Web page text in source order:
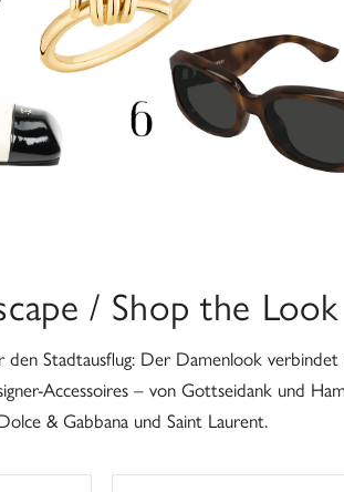
/ Shop the Look
den Stadtausflug: Der Damenlook
Accessoires – von Gottseidank und
& Gabbana und Saint Laurent.